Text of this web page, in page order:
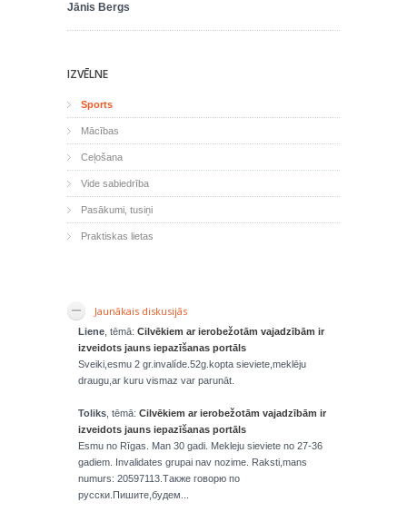
Jānis Bergs
IZVĒLNE
Sports
Mācības
Ceļošana
Vide sabiedrība
Pasākumi, tusiņi
Praktiskas lietas
Jaunākais diskusijās
Liene , tēmā: Cilvēkiem ar ierobežotām vajadzībām ir
izveidots jauns iepazīšanas portāls
Sveiki,esmu 2 gr.invalíde.52g.kopta sieviete,meklēju
draugu,ar kuru vismaz var parunāt.
Toliks , tēmā: Cilvēkiem ar ierobežotām vajadzībām ir
izveidots jauns iepazīšanas portāls
Esmu no Rīgas. Man 30 gadi. Mekleju sieviete no 27-36
gadiem. Invalidates grupai nav nozime. Raksti,mans
numurs: 20597113.Также говорю по
русски.Пишите,будем...